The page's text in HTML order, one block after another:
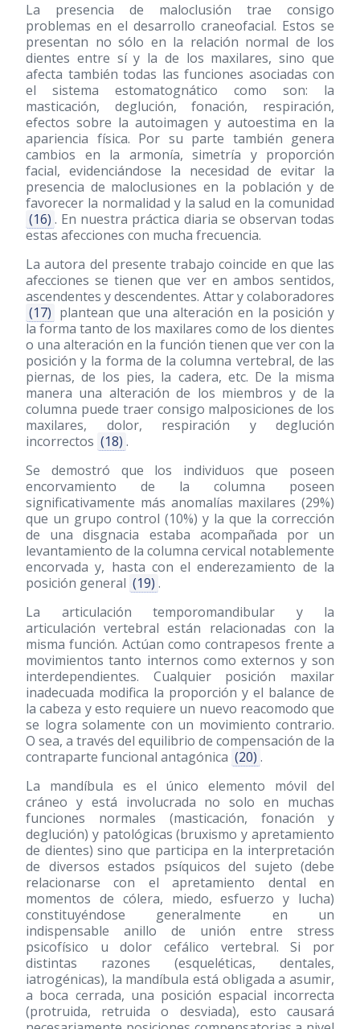
La presencia de maloclusión trae consigo
problemas en el desarrollo craneofacial. Estos se
presentan no sólo en la relación normal de los
dientes entre sí y la de los maxilares, sino que
afecta también todas las funciones asociadas con
el sistema estomatognático como son: la
masticación, deglución, fonación, respiración,
efectos sobre la autoimagen y autoestima en la
apariencia física. Por su parte también genera
cambios en la armonía, simetría y proporción
facial, evidenciándose la necesidad de evitar la
presencia de maloclusiones en la población y de
favorecer la normalidad y la salud en la comunidad
(16) . En nuestra práctica diaria se observan todas
estas afecciones con mucha frecuencia.
La autora del presente trabajo coincide en que las
afecciones se tienen que ver en ambos sentidos,
ascendentes y descendentes. Attar y colaboradores
(17) plantean que una alteración en la posición y
la forma tanto de los maxilares como de los dientes
o una alteración en la función tienen que ver con la
posición y la forma de la columna vertebral, de las
piernas, de los pies, la cadera, etc. De la misma
manera una alteración de los miembros y de la
columna puede traer consigo malposiciones de los
maxilares, dolor, respiración y deglución
incorrectos (18) .
Se demostró que los individuos que poseen
encorvamiento de la columna poseen
significativamente más anomalías maxilares (29%)
que un grupo control (10%) y la que la corrección
de una disgnacia estaba acompañada por un
levantamiento de la columna cervical notablemente
encorvada y, hasta con el enderezamiento de la
posición general (19) .
La articulación temporomandibular y la
articulación vertebral están relacionadas con la
misma función. Actúan como contrapesos frente a
movimientos tanto internos como externos y son
interdependientes. Cualquier posición maxilar
inadecuada modifica la proporción y el balance de
la cabeza y esto requiere un nuevo reacomodo que
se logra solamente con un movimiento contrario.
O sea, a través del equilibrio de compensación de la
contraparte funcional antagónica (20) .
La mandíbula es el único elemento móvil del
cráneo y está involucrada no solo en muchas
funciones normales (masticación, fonación y
deglución) y patológicas (bruxismo y apretamiento
de dientes) sino que participa en la interpretación
de diversos estados psíquicos del sujeto (debe
relacionarse con el apretamiento dental en
momentos de cólera, miedo, esfuerzo y lucha)
constituyéndose generalmente en un
indispensable anillo de unión entre stress
psicofísico u dolor cefálico vertebral. Si por
distintas razones (esqueléticas, dentales,
iatrogénicas), la mandíbula está obligada a asumir,
a boca cerrada, una posición espacial incorrecta
(protruida, retruida o desviada), esto causará